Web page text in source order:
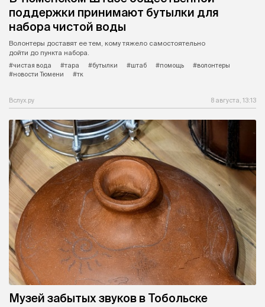
поддержки принимают бутылки для
набора чистой воды
Волонтеры доставят ее тем, кому тяжело самостоятельно
дойти до пункта набора.
#чистая вода
#тара #бутылки #штаб #помощь
#волонтеры
#новости Тюмени
#тк
Вслух.ру 8 августа, 13:13
Музей забытых звуков в Тобольске